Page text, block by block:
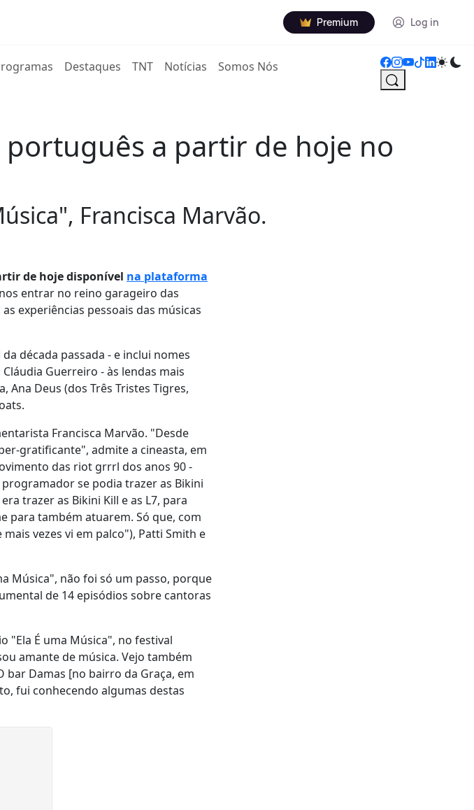
Premium Log in
Destaques TNT Notícias Somos Nós
a partir de hoje no
Francisca Marvão.
de hoje disponível na plataforma
entrar no reino garageiro das
experiências pessoais das músicas
década passada - e inclui nomes
Guerreiro - às lendas mais
Ana Deus (dos Três Tristes Tigres,
Francisca Marvão. "Desde
gratificante", admite a cineasta, em
das riot grrrl dos anos 90 -
se podia trazer as Bikini
trazer as Bikini Kill e as L7, para
para também atuarem. Só que, com
vezes vi em palco"), Patti Smith e
Música", não foi só um passo, porque
de 14 episódios sobre cantoras
"Ela É uma Música", no festival
amante de música. Vejo também
Damas [no bairro da Graça, em
fui conhecendo algumas destas